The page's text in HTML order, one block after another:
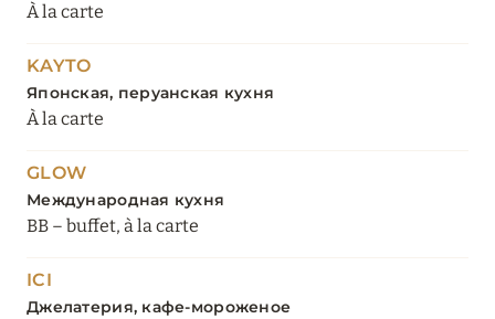
À la carte
KAYTO
Японская, перуанская кухня
À la carte
GLOW
Международная кухня
BB – buffet, à la carte
ICI
Джелатерия, кафе-мороженое